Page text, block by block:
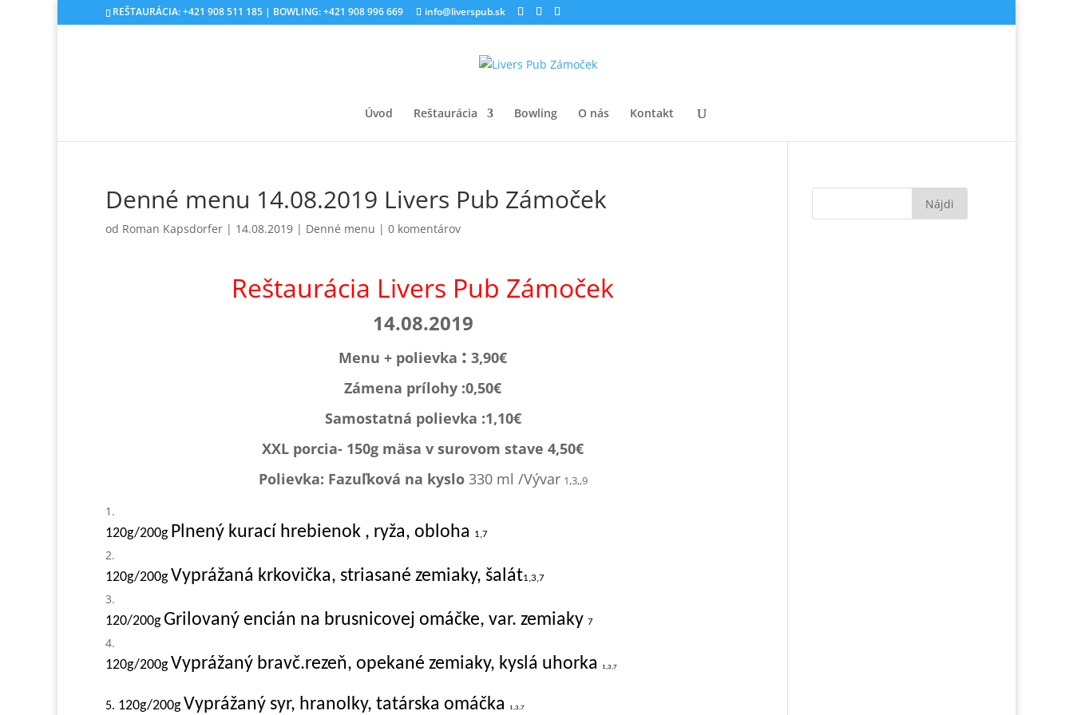
REŠTAURÁCIA: +421 908 511 185 | BOWLING: +421 908 996 669 info@liverspub.sk
Úvod Reštaurácia Bowling O nás Kontakt
Denné menu 14.08.2019 Livers Pub Zámoček
od Roman Kapsdorfer | 14.08.2019 | Denné menu | 0 komentárov
Reštaurácia Livers Pub Zámoček
14.08.2019
Menu + polievka : 3,90€
Zámena prílohy :0,50€
Samostatná polievka :1,10€
XXL porcia- 150g mäsa v surovom stave 4,50€
Polievka: Fazuľková na kyslo 330 ml /Vývar 1,3,,9
120g/200g Plnený kurací hrebienok , ryža, obloha 1,7
120g/200gVyprážaná krkovička, striasané zemiaky, šalát1,3,7
120/200g Grilovaný encián na brusnicovej omáčke, var. zemiaky 7
120g/200gVyprážaný bravč.rezeň, opekané zemiaky, kyslá uhorka 1,3,7
5. 120g/200gVyprážaný syr, hranolky, tatárska omáčka 1,3,7